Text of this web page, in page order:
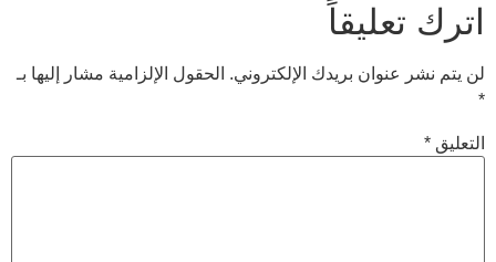
اترك تعليقاً
لن يتم نشر عنوان بريدك الإلكتروني. الحقول الإلزامية مشار إليها بـ
*
التعليق *